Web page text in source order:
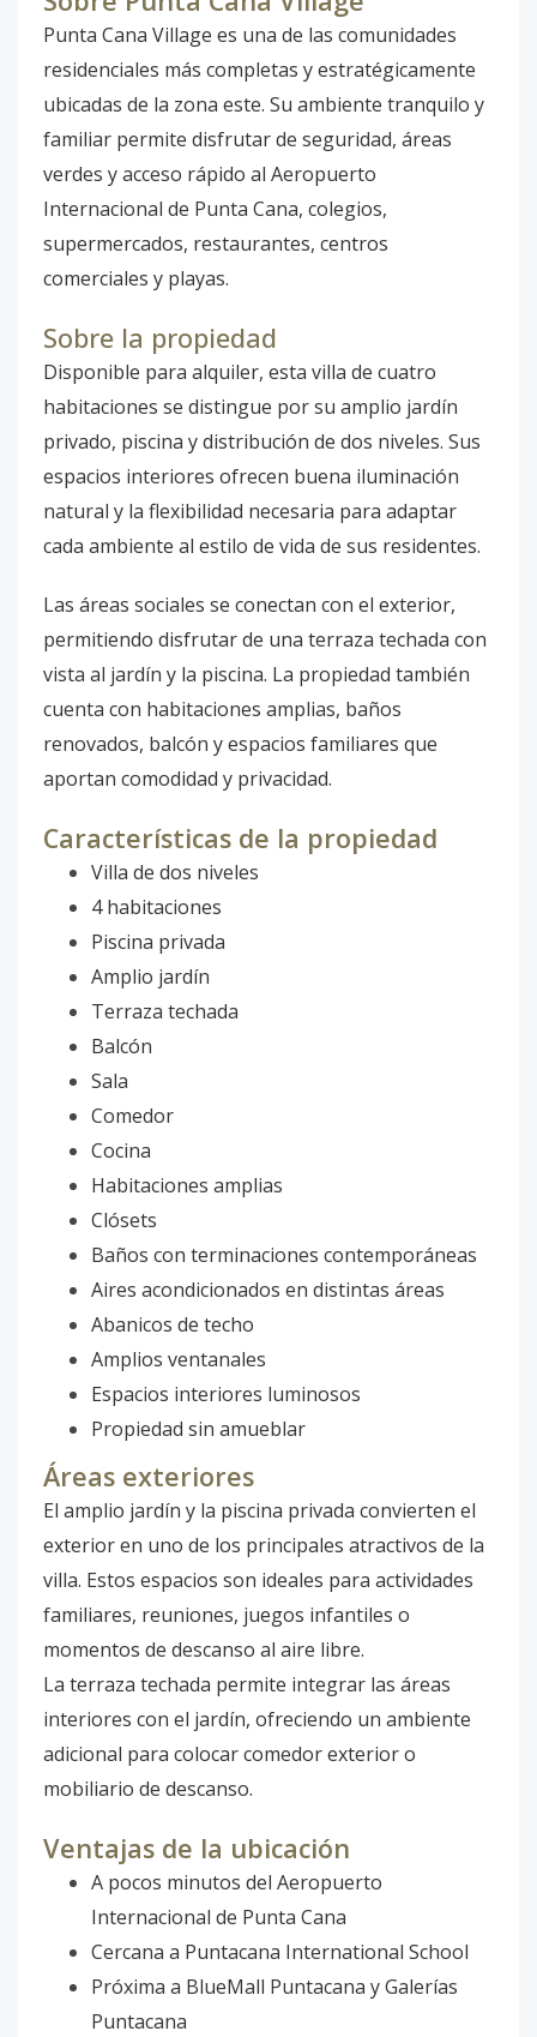
Punta Cana Village es una de las comunidades
residenciales más completas y estratégicamente
ubicadas de la zona este. Su ambiente tranquilo y
familiar permite disfrutar de seguridad, áreas
verdes y acceso rápido al Aeropuerto
Internacional de Punta Cana, colegios,
supermercados, restaurantes, centros
comerciales y playas.
Sobre la propiedad
Disponible para alquiler, esta villa de cuatro
habitaciones se distingue por su amplio jardín
privado, piscina y distribución de dos niveles. Sus
espacios interiores ofrecen buena iluminación
natural y la flexibilidad necesaria para adaptar
cada ambiente al estilo de vida de sus residentes.
Las áreas sociales se conectan con el exterior,
permitiendo disfrutar de una terraza techada con
vista al jardín y la piscina. La propiedad también
cuenta con habitaciones amplias, baños
renovados, balcón y espacios familiares que
aportan comodidad y privacidad.
Características de la propiedad
Villa de dos niveles
4 habitaciones
Piscina privada
Amplio jardín
Terraza techada
Balcón
Sala
Comedor
Cocina
Habitaciones amplias
Clósets
Baños con terminaciones contemporáneas
Aires acondicionados en distintas áreas
Abanicos de techo
Amplios ventanales
Espacios interiores luminosos
Propiedad sin amueblar
Áreas exteriores
El amplio jardín y la piscina privada convierten el
exterior en uno de los principales atractivos de la
villa. Estos espacios son ideales para actividades
familiares, reuniones, juegos infantiles o
momentos de descanso al aire libre.
La terraza techada permite integrar las áreas
interiores con el jardín, ofreciendo un ambiente
adicional para colocar comedor exterior o
mobiliario de descanso.
Ventajas de la ubicación
A pocos minutos del Aeropuerto
Internacional de Punta Cana
Cercana a Puntacana International School
Próxima a BlueMall Puntacana y Galerías
Puntacana